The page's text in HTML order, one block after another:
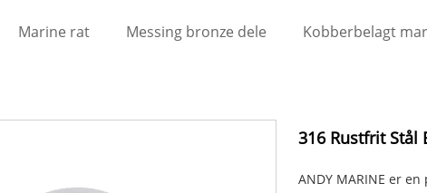
Marine rat Messing bronze dele Kobberbelagt
316 Rustfrit
ANDY MARINE er